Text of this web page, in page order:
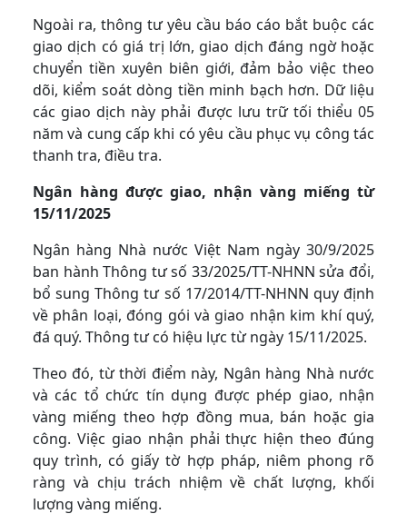
Ngoài ra, thông tư yêu cầu báo cáo bắt buộc các
giao dịch có giá trị lớn, giao dịch đáng ngờ hoặc
chuyển tiền xuyên biên giới, đảm bảo việc theo
dõi, kiểm soát dòng tiền minh bạch hơn. Dữ liệu
các giao dịch này phải được lưu trữ tối thiểu 05
năm và cung cấp khi có yêu cầu phục vụ công tác
thanh tra, điều tra.
Ngân hàng được giao, nhận vàng miếng từ
15/11/2025
Ngân hàng Nhà nước Việt Nam ngày 30/9/2025
ban hành Thông tư số 33/2025/TT-NHNN sửa đổi,
bổ sung Thông tư số 17/2014/TT-NHNN quy định
về phân loại, đóng gói và giao nhận kim khí quý,
đá quý. Thông tư có hiệu lực từ ngày 15/11/2025.
Theo đó, từ thời điểm này, Ngân hàng Nhà nước
và các tổ chức tín dụng được phép giao, nhận
vàng miếng theo hợp đồng mua, bán hoặc gia
công. Việc giao nhận phải thực hiện theo đúng
quy trình, có giấy tờ hợp pháp, niêm phong rõ
ràng và chịu trách nhiệm về chất lượng, khối
lượng vàng miếng.